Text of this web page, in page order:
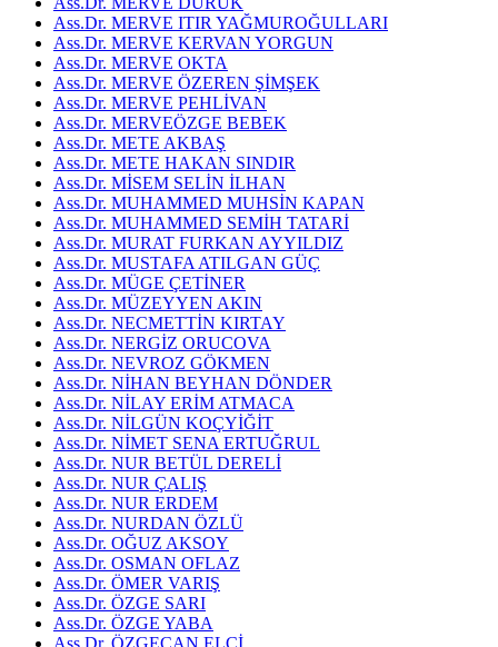
Ass.Dr. MERVE ITIR YAĞMUROĞULLARI
Ass.Dr. MERVE KERVAN YORGUN
Ass.Dr. MERVE OKTA
Ass.Dr. MERVE ÖZEREN ŞİMŞEK
Ass.Dr. MERVE PEHLİVAN
Ass.Dr. MERVEÖZGE BEBEK
Ass.Dr. METE AKBAŞ
Ass.Dr. METE HAKAN SINDIR
Ass.Dr. MİSEM SELİN İLHAN
Ass.Dr. MUHAMMED MUHSİN KAPAN
Ass.Dr. MUHAMMED SEMİH TATARİ
Ass.Dr. MURAT FURKAN AYYILDIZ
Ass.Dr. MUSTAFA ATILGAN GÜÇ
Ass.Dr. MÜGE ÇETİNER
Ass.Dr. MÜZEYYEN AKIN
Ass.Dr. NECMETTİN KIRTAY
Ass.Dr. NERGİZ ORUCOVA
Ass.Dr. NEVROZ GÖKMEN
Ass.Dr. NİHAN BEYHAN DÖNDER
Ass.Dr. NİLAY ERİM ATMACA
Ass.Dr. NİLGÜN KOÇYİĞİT
Ass.Dr. NİMET SENA ERTUĞRUL
Ass.Dr. NUR BETÜL DERELİ
Ass.Dr. NUR ÇALIŞ
Ass.Dr. NUR ERDEM
Ass.Dr. NURDAN ÖZLÜ
Ass.Dr. OĞUZ AKSOY
Ass.Dr. OSMAN OFLAZ
Ass.Dr. ÖMER VARIŞ
Ass.Dr. ÖZGE SARI
Ass.Dr. ÖZGE YABA
Ass.Dr. ÖZGECAN ELÇİ